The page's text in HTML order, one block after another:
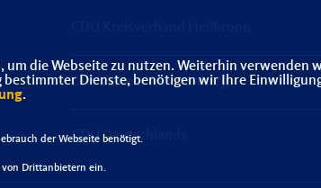
CDU Baden-Württemberg
CDU Deutschlands
um die Webseite zu nutzen. Weiterhin
Dienste, benötigen wir Ihre
.
der Webseite benötigt.
Drittanbietern ein.